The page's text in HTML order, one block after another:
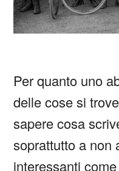
Per quanto uno
delle cose si
sapere cosa
soprattutto a non
interessanti